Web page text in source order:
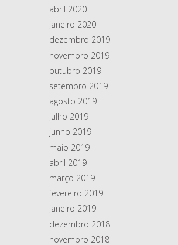
abril 2020
janeiro 2020
dezembro 2019
novembro 2019
outubro 2019
setembro 2019
agosto 2019
julho 2019
junho 2019
maio 2019
abril 2019
março 2019
fevereiro 2019
janeiro 2019
dezembro 2018
novembro 2018